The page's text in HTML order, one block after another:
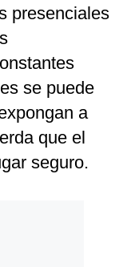
presenciales
se puede
a
que el
seguro.